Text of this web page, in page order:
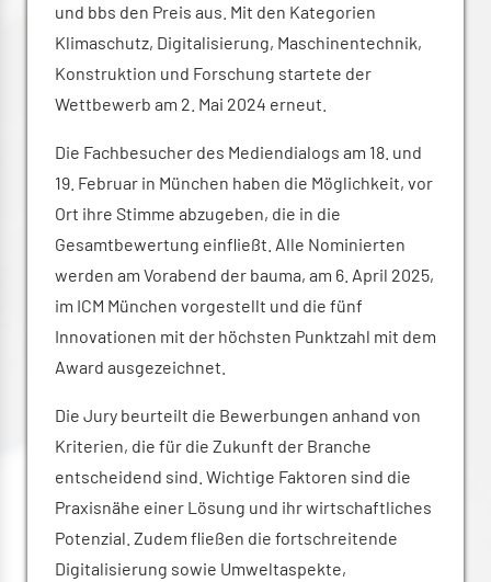
und bbs den Preis aus. Mit den Kategorien
Klimaschutz, Digitalisierung, Maschinentechnik,
Konstruktion und Forschung startete der
Wettbewerb am 2. Mai 2024 erneut.
Die Fachbesucher des Mediendialogs am 18. und
19. Februar in München haben die Möglichkeit, vor
Ort ihre Stimme abzugeben, die in die
Gesamtbewertung einfließt. Alle Nominierten
werden am Vorabend der bauma, am 6. April 2025,
im ICM München vorgestellt und die fünf
Innovationen mit der höchsten Punktzahl mit dem
Award ausgezeichnet.
Die Jury beurteilt die Bewerbungen anhand von
Kriterien, die für die Zukunft der Branche
entscheidend sind. Wichtige Faktoren sind die
Praxisnähe einer Lösung und ihr wirtschaftliches
Potenzial. Zudem fließen die fortschreitende
Digitalisierung sowie Umweltaspekte,